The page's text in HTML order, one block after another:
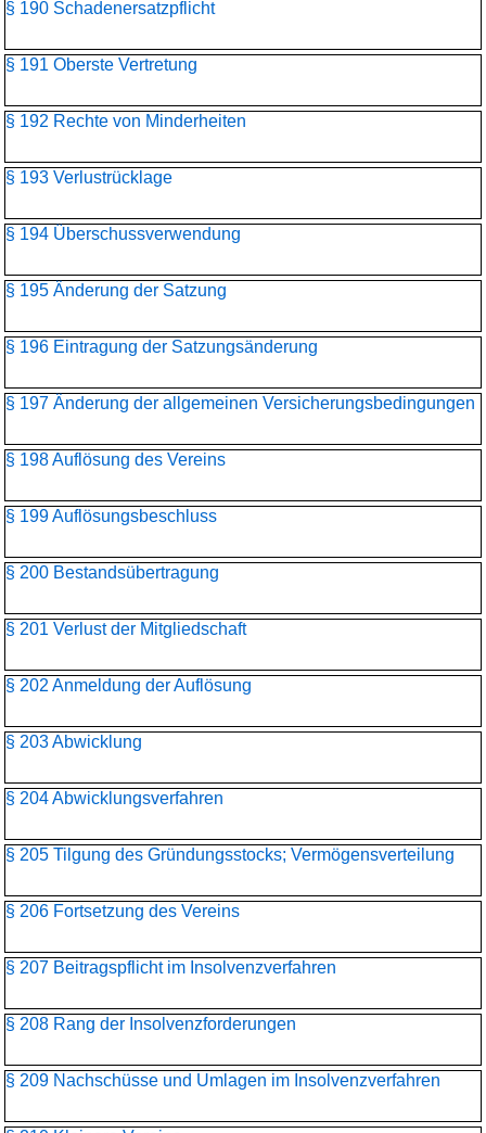
§ 190 Schadenersatzpflicht
§ 191 Oberste Vertretung
§ 192 Rechte von Minderheiten
§ 193 Verlustrücklage
§ 194 Überschussverwendung
§ 195 Änderung der Satzung
§ 196 Eintragung der Satzungsänderung
§ 197 Änderung der allgemeinen Versicherungsbedingungen
§ 198 Auflösung des Vereins
§ 199 Auflösungsbeschluss
§ 200 Bestandsübertragung
§ 201 Verlust der Mitgliedschaft
§ 202 Anmeldung der Auflösung
§ 203 Abwicklung
§ 204 Abwicklungsverfahren
§ 205 Tilgung des Gründungsstocks; Vermögensverteilung
§ 206 Fortsetzung des Vereins
§ 207 Beitragspflicht im Insolvenzverfahren
§ 208 Rang der Insolvenzforderungen
§ 209 Nachschüsse und Umlagen im Insolvenzverfahren